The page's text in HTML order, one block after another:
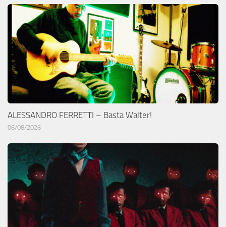
ALESSANDRO FERRETTI – Basta Walter!
06/08/2026